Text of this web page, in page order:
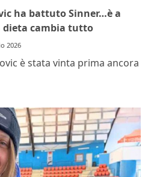
ha battuto Sinner…è a
cambia tutto
2026
è stata vinta prima ancora